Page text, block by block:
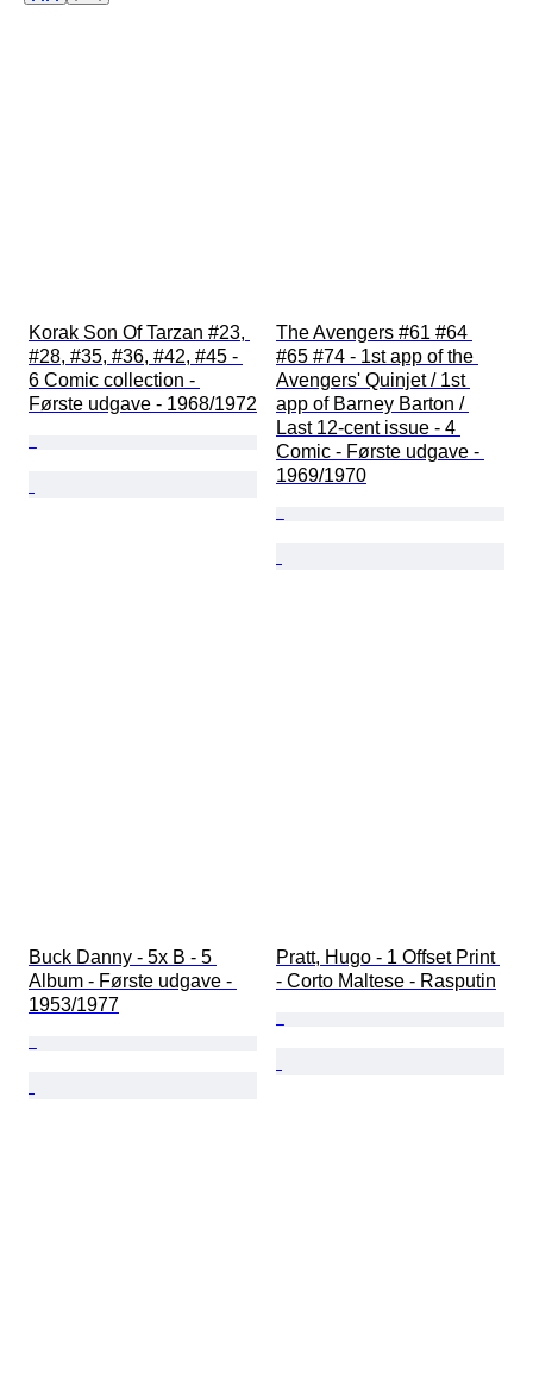
Korak Son Of Tarzan #23,
#28, #35, #36, #42, #45 -
6 Comic collection -
Første udgave - 1968/1972
The Avengers #61 #64
#65 #74 - 1st app of the
Avengers' Quinjet / 1st
app of Barney Barton /
Last 12-cent issue - 4
Comic - Første udgave -
1969/1970
Buck Danny - 5x B - 5
Album - Første udgave -
1953/1977
Pratt, Hugo - 1 Offset Print
- Corto Maltese - Rasputin